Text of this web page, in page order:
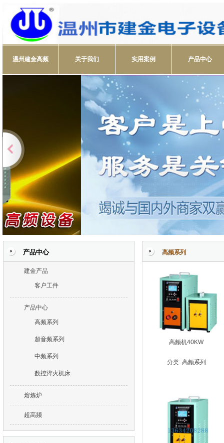
温州建金高频 关于我们 实用案例 产品中心
高频系列
高频机40KW
分类: 高频系列
产品中心
建金产品
客户工件
产品中心
高频系列
超音频系列
中频系列
数控淬火机床
熔炼炉
超高频